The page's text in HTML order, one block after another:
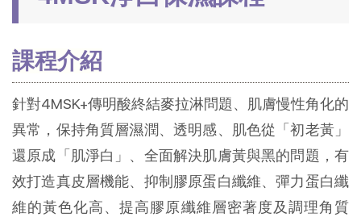
課程介紹
針對4MSK+傳明酸終結麥拉淋問題、肌膚慢性角化的
異常，保持角質層濕潤、透明感、肌色從「初老黃」
還原成「肌淨白」、全面解決肌膚黃與黑的問題，有
效打造真皮層機能、抑制膠原蛋白纖維、彈力蛋白纖
維的黃色化高、提高膠原纖維層密著度及調理角質